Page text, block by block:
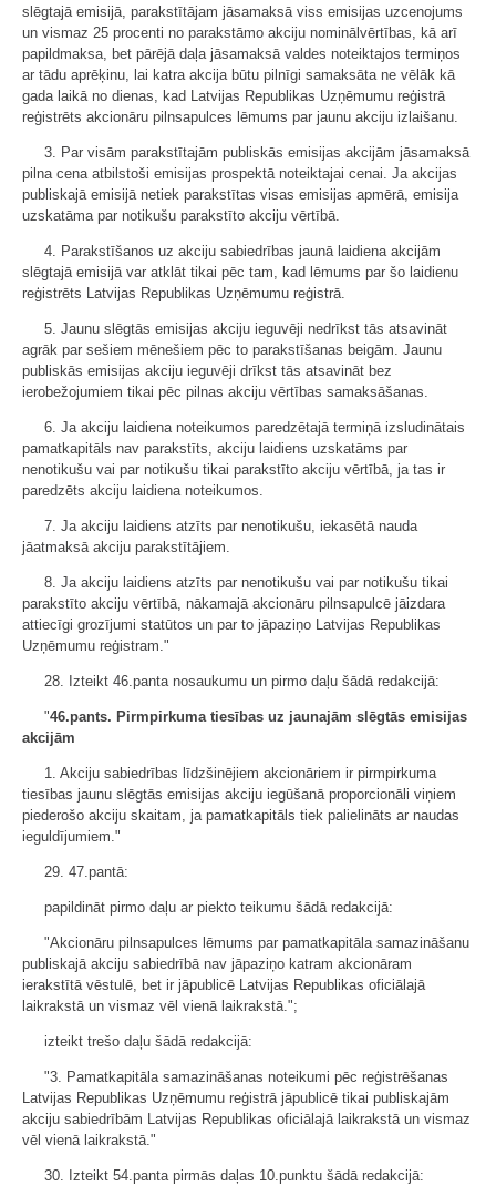
slēgtajā emisijā, parakstītājam jāsamaksā viss emisijas uzcenojums
un vismaz 25 procenti no parakstāmo akciju nominālvērtības, kā arī
papildmaksa, bet pārējā daļa jāsamaksā valdes noteiktajos termiņos
ar tādu aprēķinu, lai katra akcija būtu pilnīgi samaksāta ne vēlāk kā
gada laikā no dienas, kad Latvijas Republikas Uzņēmumu reģistrā
reģistrēts akcionāru pilnsapulces lēmums par jaunu akciju izlaišanu.
3. Par visām parakstītajām publiskās emisijas akcijām jāsamaksā
pilna cena atbilstoši emisijas prospektā noteiktajai cenai. Ja akcijas
publiskajā emisijā netiek parakstītas visas emisijas apmērā, emisija
uzskatāma par notikušu parakstīto akciju vērtībā.
4. Parakstīšanos uz akciju sabiedrības jaunā laidiena akcijām
slēgtajā emisijā var atklāt tikai pēc tam, kad lēmums par šo laidienu
reģistrēts Latvijas Republikas Uzņēmumu reģistrā.
5. Jaunu slēgtās emisijas akciju ieguvēji nedrīkst tās atsavināt
agrāk par sešiem mēnešiem pēc to parakstīšanas beigām. Jaunu
publiskās emisijas akciju ieguvēji drīkst tās atsavināt bez
ierobežojumiem tikai pēc pilnas akciju vērtības samaksāšanas.
6. Ja akciju laidiena noteikumos paredzētajā termiņā izsludinātais
pamatkapitāls nav parakstīts, akciju laidiens uzskatāms par
nenotikušu vai par notikušu tikai parakstīto akciju vērtībā, ja tas ir
paredzēts akciju laidiena noteikumos.
7. Ja akciju laidiens atzīts par nenotikušu, iekasētā nauda
jāatmaksā akciju parakstītājiem.
8. Ja akciju laidiens atzīts par nenotikušu vai par notikušu tikai
parakstīto akciju vērtībā, nākamajā akcionāru pilnsapulcē jāizdara
attiecīgi grozījumi statūtos un par to jāpaziņo Latvijas Republikas
Uzņēmumu reģistram."
28. Izteikt 46.panta nosaukumu un pirmo daļu šādā redakcijā:
"46.pants. Pirmpirkuma tiesības uz jaunajām slēgtās emisijas
akcijām
1. Akciju sabiedrības līdzšinējiem akcionāriem ir pirmpirkuma
tiesības jaunu slēgtās emisijas akciju iegūšanā proporcionāli viņiem
piederošo akciju skaitam, ja pamatkapitāls tiek palielināts ar naudas
ieguldījumiem."
29. 47.pantā:
papildināt pirmo daļu ar piekto teikumu šādā redakcijā:
"Akcionāru pilnsapulces lēmums par pamatkapitāla samazināšanu
publiskajā akciju sabiedrībā nav jāpaziņo katram akcionāram
ierakstītā vēstulē, bet ir jāpublicē Latvijas Republikas oficiālajā
laikrakstā un vismaz vēl vienā laikrakstā.";
izteikt trešo daļu šādā redakcijā:
"3. Pamatkapitāla samazināšanas noteikumi pēc reģistrēšanas
Latvijas Republikas Uzņēmumu reģistrā jāpublicē tikai publiskajām
akciju sabiedrībām Latvijas Republikas oficiālajā laikrakstā un vismaz
vēl vienā laikrakstā."
30. Izteikt 54.panta pirmās daļas 10.punktu šādā redakcijā: